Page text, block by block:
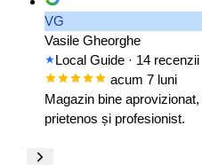
VG
Vasile Gheorghe
Local Guide · 14 recenzii
acum 7 luni
Magazin bine
prietenos și profesionist.